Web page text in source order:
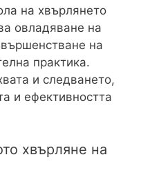
на хвърлянето
овладяване на
на
практика.
и следването,
и ефективността
хвърляне на